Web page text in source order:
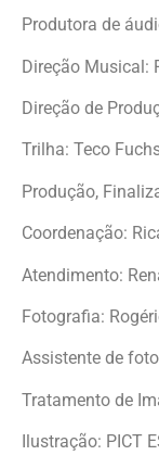
Produtora de
Direção Musical:
Direção de
Trilha: Teco
Produção,
Coordenação:
Atendimento:
Fotografia:
Assistente de
Tratamento de
Ilustração: PICT